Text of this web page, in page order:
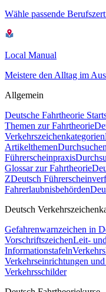
Wähle passende
Local Manual
Meistere den Alltag im
Allgemein
Deutsche Fahrtheorie
Themen zur Fahrtheorie
Verkehrszeichenkategorien
Artikelthemen
Führerscheinpraxis
Glossar zur Fahrtheorie
ZDeutsch
Fahrerlaubnisbehörden
Deutsch
Gefahrenwarnzeichen in
VorschriftszeichenLeit- und
Informationstafeln
Verkehrseinrichtungen
Verkehrsschilder